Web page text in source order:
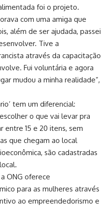
foi o projeto.
com uma amiga que
além de ser ajudada, passei
Tive a
através da capacitação
Fui voluntária e agora
mudou a minha realidade”,
tem um diferencial:
o que vai levar pra
entre 15 e 20 itens, sem
que chegam ao local
são cadastradas
ONG oferece
para as mulheres através
ao empreendedorismo e